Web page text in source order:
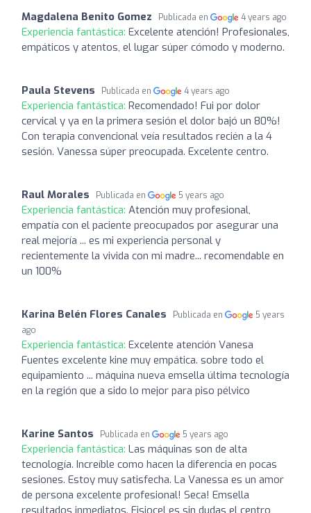
Magdalena Benito Gomez Publicada en 4 years ago
Experiencia fantástica: Excelente atención! Profesionales,
empáticos y atentos, el lugar súper cómodo y moderno.
Paula Stevens Publicada en 4 years ago
Experiencia fantástica: Recomendado! Fui por dolor
cervical y ya en la primera sesión el dolor bajó un 80%!
Con terapia convencional veía resultados recién a la 4
sesión. Vanessa súper preocupada. Excelente centro.
Raul Morales Publicada en 5 years ago
Experiencia fantástica: Atención muy profesional,
empatía con el paciente preocupados por asegurar una
real mejoría ... es mi experiencia personal y
recientemente la vivida con mi madre... recomendable en
un 100%
Karina Belén Flores Canales Publicada en
5 years
ago
Experiencia fantástica: Excelente atención Vanesa
Fuentes excelente kine muy empática. sobre todo el
equipamiento ... máquina nueva emsella última tecnología
en la región que a sido lo mejor para piso pélvico
Karine Santos Publicada en 5 years ago
Experiencia fantástica: Las máquinas son de alta
tecnología. Increíble como hacen la diferencia en pocas
sesiones. Estoy muy satisfecha. La Vanessa es un amor
de persona excelente profesional! Seca! Emsella
resultados inmediatos. Fisiocel es sin dudas el centro